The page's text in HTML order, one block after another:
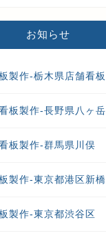
お知らせ
製作-栃木県店舗看板
板製作-長野県八ヶ岳
板製作-群馬県川俣
製作-東京都港区新橋
製作-東京都渋谷区